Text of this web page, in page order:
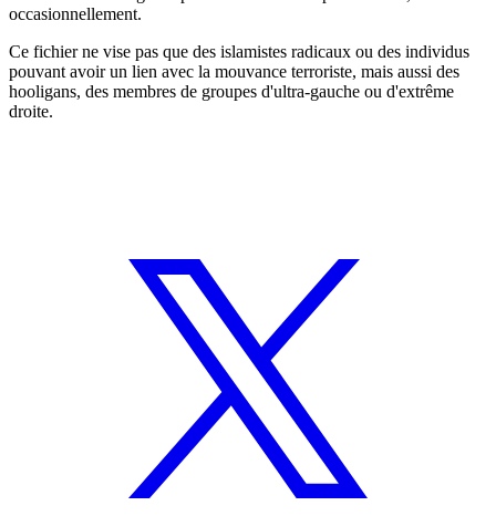
occasionnellement.
Ce fichier ne vise pas que des islamistes radicaux ou des individus
pouvant avoir un lien avec la mouvance terroriste, mais aussi des
hooligans, des membres de groupes d'ultra-gauche ou d'extrême
droite.